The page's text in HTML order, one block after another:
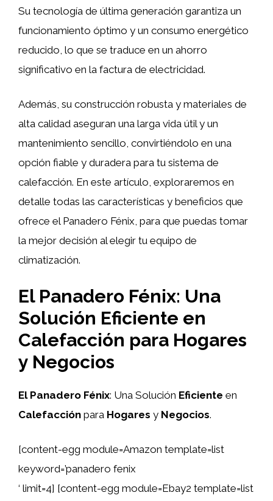
Su tecnología de última generación garantiza un
funcionamiento óptimo y un consumo energético
reducido, lo que se traduce en un ahorro
significativo en la factura de electricidad.
Además, su construcción robusta y materiales de
alta calidad aseguran una larga vida útil y un
mantenimiento sencillo, convirtiéndolo en una
opción fiable y duradera para tu sistema de
calefacción. En este artículo, exploraremos en
detalle todas las características y beneficios que
ofrece el Panadero Fénix, para que puedas tomar
la mejor decisión al elegir tu equipo de
climatización.
El Panadero Fénix: Una
Solución Eficiente en
Calefacción para Hogares
y Negocios
El Panadero Fénix: Una Solución Eficiente en
Calefacción para Hogares y Negocios.
[content-egg module=Amazon template=list
keyword=’panadero fenix
‘ limit=4] [content-egg module=Ebay2 template=list